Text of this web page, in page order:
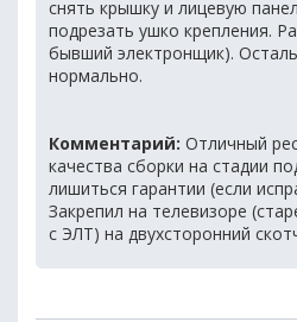
снять крышку и лицевую
подрезать ушко крепления.
бывший электронщик).
нормально.
Комментарий: Отличный
качества сборки на стадии
лишиться гарантии (если
Закрепил на телевизоре
с ЭЛТ) на двухсторонний